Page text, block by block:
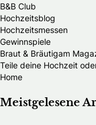
B&B Club
Hochzeitsblog
Hochzeitsmessen
Gewinnspiele
Braut & Bräutigam
Teile deine Hochzeit
Home
Meistgelesene